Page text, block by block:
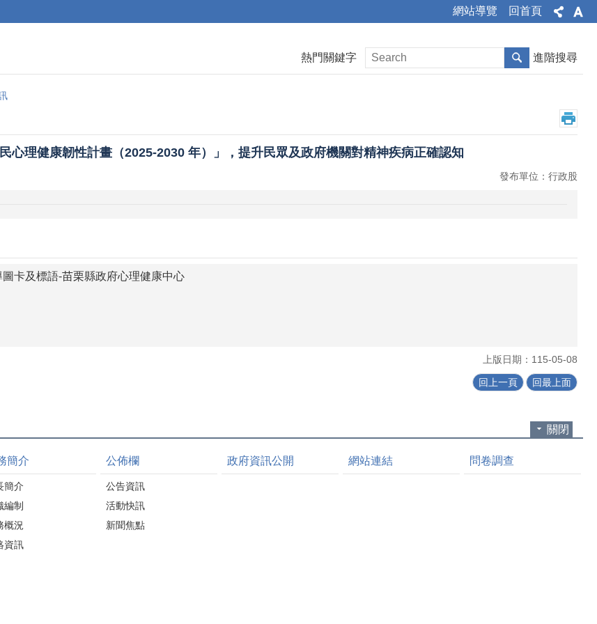
網站導覽 回首頁
熱門關鍵字 進階搜尋
心理健康韌性計畫（2025-2030 年）」，提升民眾及政府機關對精神疾病正確認知
發布單位：行政股
卡及標語-苗栗縣政府心理健康中心
上版日期：115-05-08
回上一頁 回最上面
關閉
簡介
簡介
編制
概況
資訊
公佈欄
公告資訊
活動快訊
新聞焦點
政府資訊公開 網站連結 問卷調查